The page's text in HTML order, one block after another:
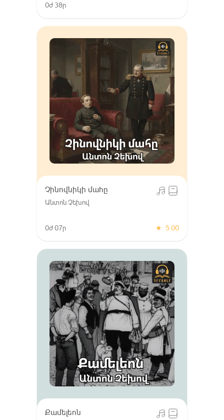
0ժ 38ր
Չինովնիկի մահը
Անտոն Չեխով
0ժ 07ր ★ 5.00
Քամելեոն